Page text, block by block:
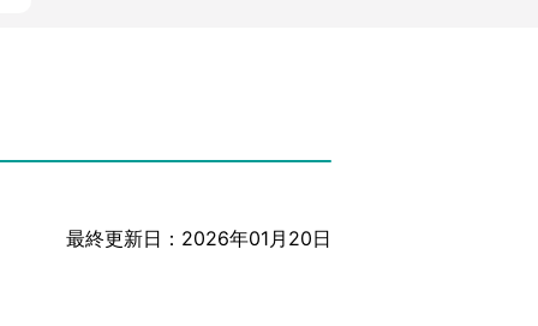
最終更新日：2026年01月20日